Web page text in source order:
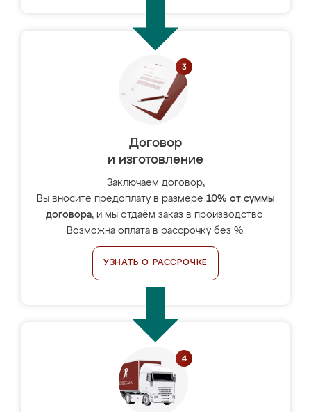
Договор
и изготовление
Заключаем договор,
Вы вносите предоплату в размере 10% от суммы
договора, и мы отдаём заказ в производство.
Возможна оплата в рассрочку без %.
УЗНАТЬ О РАССРОЧКЕ